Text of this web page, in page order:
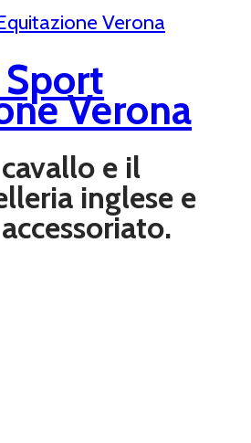
Verona
e il
inglese e